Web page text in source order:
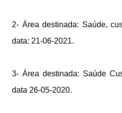
2- Área destinada: Saúde,
data: 21-06-2021.
3- Área destinada: Saúde
data 26-05-2020.